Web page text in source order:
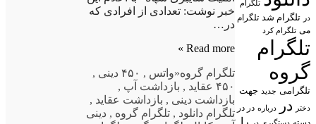
تلگرام
در تلگرام شد تلگرام
می تلگرام کرد
تلگرام
گروه
تلگرامی جدید جهت
دختر در درباره در در
را
خبر نوشت: تعدادی از افرادی که
در…
Read more »
تلگرام گروه«واتس , ۴۵۰ دینی
,
۴۵۰ عقاید
, بازداشت آپ ,
بازداشت دینی , بازداشت عقاید ,
تلگرام دانلود , تلگرام گروه , دینی